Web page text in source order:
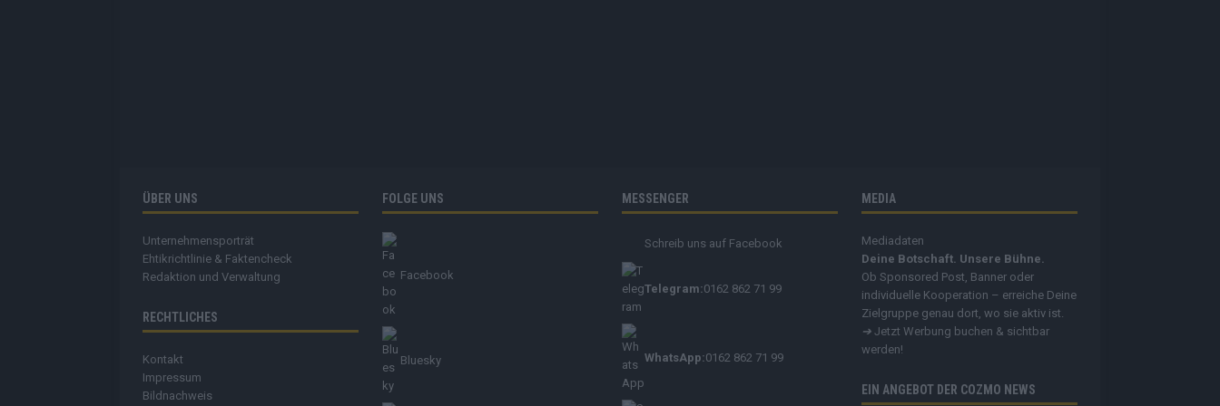
ÜBER UNS
Unternehmensporträt
Ehtikrichtlinie & Faktencheck
Redaktion und Verwaltung
RECHTLICHES
Kontakt
Impressum
Bildnachweis
FOLGE UNS
Facebook
Bluesky
MESSENGER
Schreib uns auf Facebook
Telegram:0162 862 71 99
WhatsApp:0162 862 71 99
MEDIA
Mediadaten
Deine Botschaft. Unsere Bühne.
Ob Sponsored Post, Banner oder
individuelle Kooperation – erreiche Deine
Zielgruppe genau dort, wo sie aktiv ist.
➔ Jetzt Werbung buchen & sichtbar
werden!
EIN ANGEBOT DER COZMO NEWS